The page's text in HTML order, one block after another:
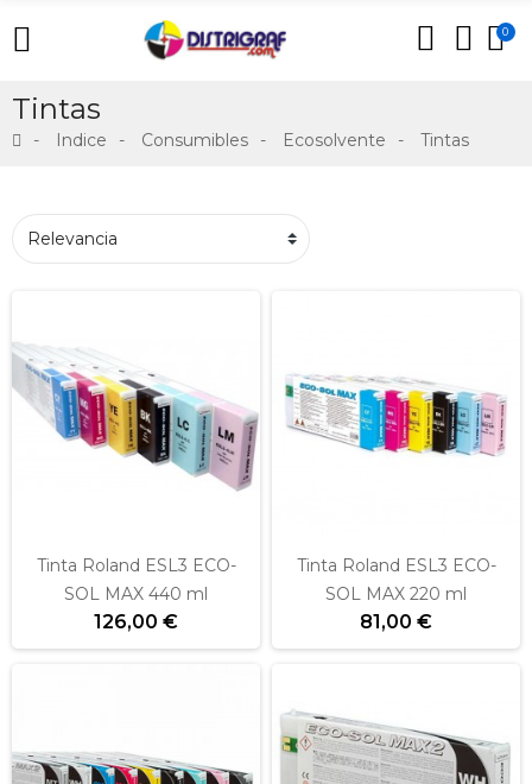
0
Tintas
Indice Consumibles Ecosolvente Tintas
Tinta Roland ESL3 ECO-
SOL MAX 440 ml
126,00 €
Tinta Roland ESL3 ECO-
SOL MAX 220 ml
81,00 €